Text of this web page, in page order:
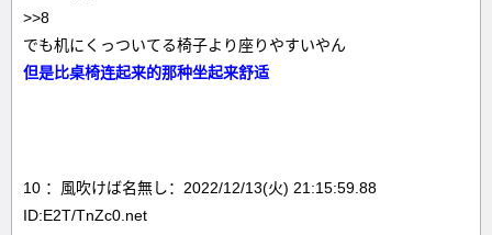
>>8
でも机にくっついてる椅子より座りやすいやん
但是比桌椅连起来的那种坐起来舒适
10 ：風吹けば名無し：2022/12/13(火) 21:15:59.88
ID:E2T/TnZc0.net